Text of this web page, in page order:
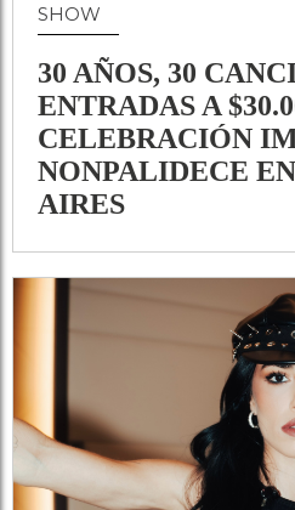
SHOW
30 AÑOS, 30
ENTRADAS A
CELEBRACIÓN
NONPALIDECE
AIRES